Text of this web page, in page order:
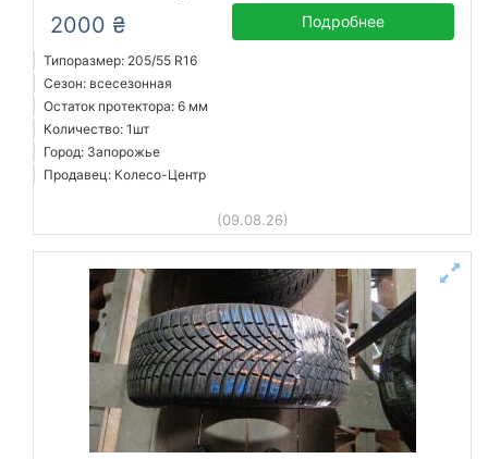
2000 ₴ Подробнее
Типоразмер: 205/55 R16
Сезон: всесезонная
Остаток протектора: 6 мм
Количество: 1шт
Город: Запорожье
Продавец: Колесо-Центр
(09.08.26)